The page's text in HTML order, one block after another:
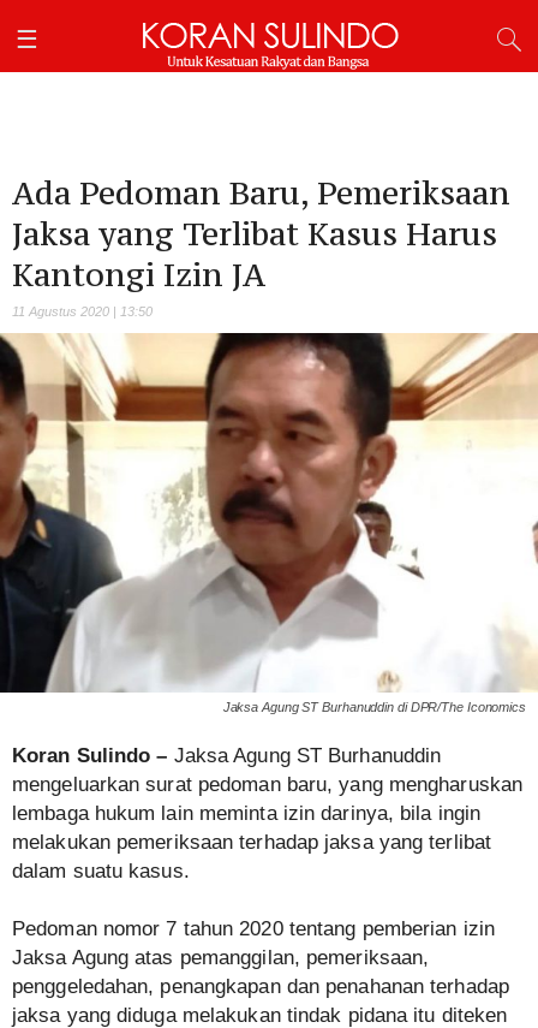
Ada Pedoman Baru, Pemeriksaan
Jaksa yang Terlibat Kasus Harus
Kantongi Izin JA
11 Agustus 2020 | 13:50
Jaksa Agung ST Burhanuddin di DPR/The Iconomics
Koran Sulindo – Jaksa Agung ST Burhanuddin
mengeluarkan surat pedoman baru, yang mengharuskan
lembaga hukum lain meminta izin darinya, bila ingin
melakukan pemeriksaan terhadap jaksa yang terlibat
dalam suatu kasus.
Pedoman nomor 7 tahun 2020 tentang pemberian izin
Jaksa Agung atas pemanggilan, pemeriksaan,
penggeledahan, penangkapan dan penahanan terhadap
jaksa yang diduga melakukan tindak pidana itu diteken